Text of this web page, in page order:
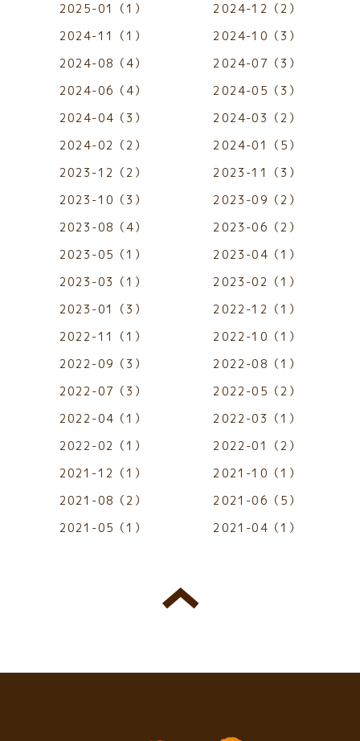
2025-01（1）
2024-12（2）
2024-11（1）
2024-10（3）
2024-08（4）
2024-07（3）
2024-06（4）
2024-05（3）
2024-04（3）
2024-03（2）
2024-02（2）
2024-01（5）
2023-12（2）
2023-11（3）
2023-10（3）
2023-09（2）
2023-08（4）
2023-06（2）
2023-05（1）
2023-04（1）
2023-03（1）
2023-02（1）
2023-01（3）
2022-12（1）
2022-11（1）
2022-10（1）
2022-09（3）
2022-08（1）
2022-07（3）
2022-05（2）
2022-04（1）
2022-03（1）
2022-02（1）
2022-01（2）
2021-12（1）
2021-10（1）
2021-08（2）
2021-06（5）
2021-05（1）
2021-04（1）